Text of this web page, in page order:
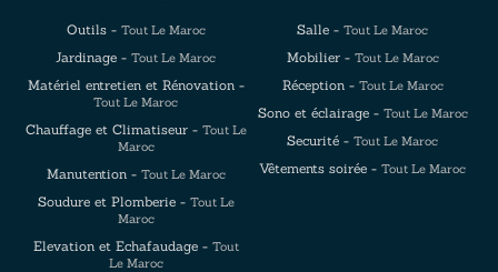
Outils - Tout Le Maroc
Jardinage - Tout Le Maroc
Matériel entretien et Rénovation -
Tout Le Maroc
Chauffage et Climatiseur - Tout Le
Maroc
Manutention - Tout Le Maroc
Soudure et Plomberie - Tout Le
Maroc
Elevation et Echafaudage - Tout
Le Maroc
Salle - Tout Le Maroc
Mobilier - Tout Le Maroc
Réception - Tout Le Maroc
Sono et éclairage - Tout Le Maroc
Securité - Tout Le Maroc
Vêtements soirée - Tout Le Maroc